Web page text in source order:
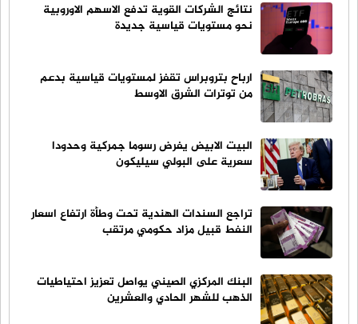
نتائج الشركات القوية تدفع الاسهم الاوروبية
نحو مستويات قياسية جديدة
ارباح بتروبراس تقفز لمستويات قياسية بدعم
من توترات الشرق الاوسط
البيت الابيض يفرض رسوما جمركية وحدودا
سعرية على البولي سيليكون
تراجع السندات الهندية تحت وطأة ارتفاع اسعار
النفط قبيل مزاد حكومي مرتقب
البنك المركزي الصيني يواصل تعزيز احتياطيات
الذهب للشهر الحادي والعشرين